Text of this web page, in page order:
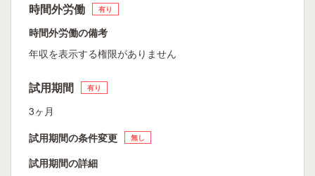
時間外労働 有り
時間外労働の備考
年収を表示する権限がありません
試用期間 有り
3ヶ月
試用期間の条件変更
無し
試用期間の詳細